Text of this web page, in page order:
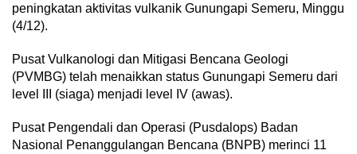
peningkatan aktivitas vulkanik Gunungapi Semeru, Minggu
(4/12).
Pusat Vulkanologi dan Mitigasi Bencana Geologi
(PVMBG) telah menaikkan status Gunungapi Semeru dari
level III (siaga) menjadi level IV (awas).
Pusat Pengendali dan Operasi (Pusdalops) Badan
Nasional Penanggulangan Bencana (BNPB) merinci 11